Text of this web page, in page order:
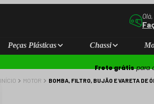
Peças Plásticas Chassi
Frete grátispara
INÍCIO MOTOR BOMBA, FILTRO, BUJÃO E VARETA DE